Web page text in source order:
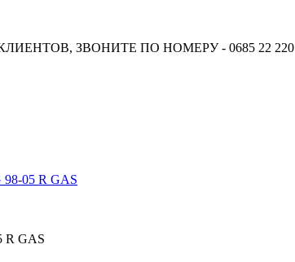
ЗВОНИТЕ ПО НОМЕРУ - 0685 22 220
98-05 R GAS
R GAS